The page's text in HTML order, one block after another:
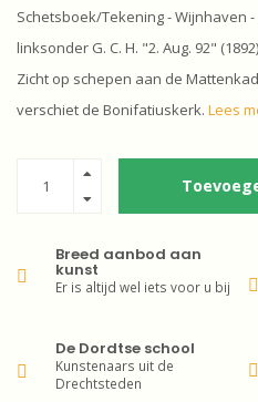
Schetsboek/Tekening - Wijnhaven
linksonder G. C. H. "2. Aug. 92"
Zicht op schepen aan de
verschiet de Bonifatiuskerk. Lees
Breed aanbod aan
kunst
Er is altijd wel iets voor u bij
De Dordtse school
Kunstenaars uit de
Drechtsteden